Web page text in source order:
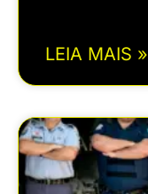
LEIA MAIS »